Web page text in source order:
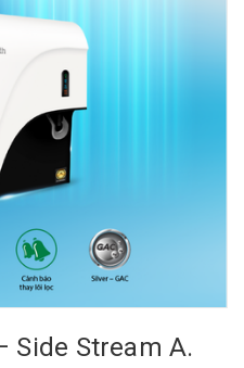
Side Stream A.